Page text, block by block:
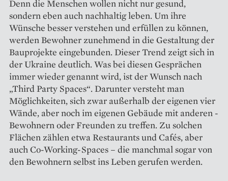
Denn die Menschen wollen nicht nur gesund,
sondern eben auch nachhaltig leben. Um ihre
Wünsche besser verstehen und erfüllen zu können,
werden Bewohner zunehmend in die Gestaltung der
Bauprojekte eingebunden. Dieser Trend zeigt sich in
der Ukraine deutlich. Was bei diesen Gesprächen
immer wieder genannt wird, ist der Wunsch nach
„Third Party Spaces“. Darunter versteht man
Möglichkeiten, sich zwar außerhalb der eigenen vier
Wände, aber noch im eigenen Gebäude mit anderen ­
Bewohnern oder Freunden zu treffen. Zu solchen
Flächen zählen etwa Restaurants und Cafés, aber
auch Co-Working-Spaces – die manchmal sogar von
den Bewohnern selbst ins Leben gerufen werden.